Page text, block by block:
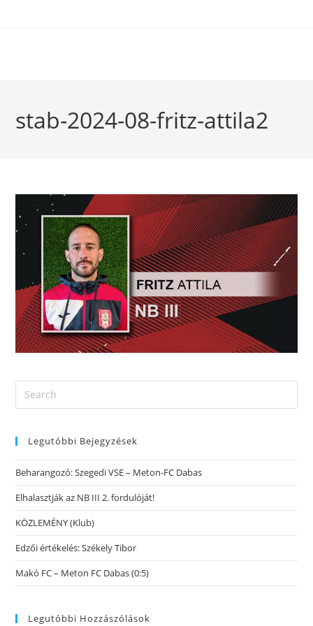
stab-2024-08-fritz-attila2
Legutóbbi Bejegyzések
Beharangozó: Szegedi VSE – Meton-FC Dabas
Elhalasztják az NB III 2. fordulóját!
KÖZLEMÉNY (Klub)
Edzői értékelés: Székely Tibor
Makó FC – Meton FC Dabas (0:5)
Legutóbbi Hozzászólások